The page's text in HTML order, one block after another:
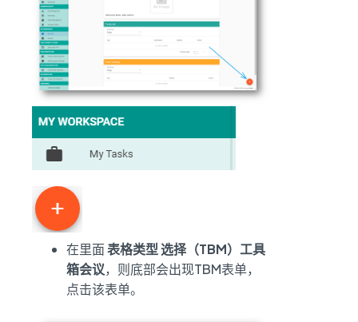
在里面表格类型 选择（TBM）工具
箱会议，则底部会出现TBM表单，
点击该表单。